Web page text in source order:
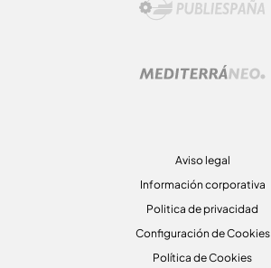
Aviso legal
Información corporativa
Politica de privacidad
Configuración de Cookies
Política de Cookies